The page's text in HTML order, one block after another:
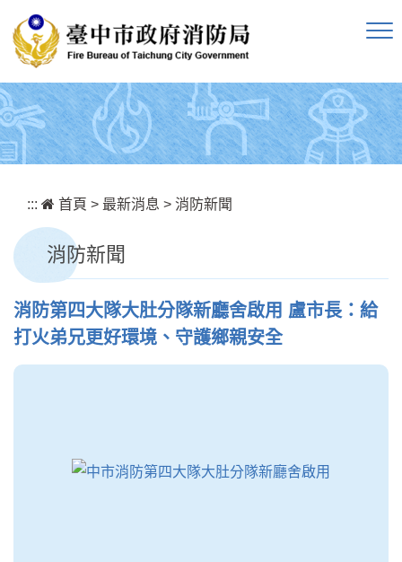
::: 首頁 > 最新消息 > 消防新聞
消防新聞
消防第四大隊大肚分隊新廳舍啟用 盧市長：給
打火弟兄更好環境、守護鄉親安全